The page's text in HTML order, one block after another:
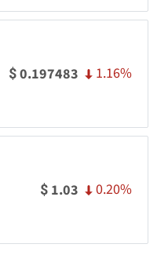
$0.197483 1.16%
$ 1.03 0.20%